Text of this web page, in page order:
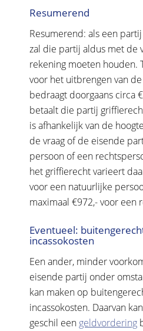
Resumerend
Resumerend: als een
zal die partij aldus met de
rekening moeten houden.
voor het uitbrengen van
bedraagt doorgaans circa
betaalt die partij
is afhankelijk van de
de vraag of de eisende
persoon of een
het griffierecht varieert
voor een natuurlijke
maximaal €972,- voor een
Eventueel:
incassokosten
Een ander, minder
eisende partij onder
kan maken op
incassokosten. Daarvan
geschil een geldvordering